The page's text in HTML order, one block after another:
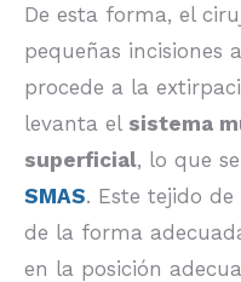
De esta forma, el
pequeñas incisiones
procede a la
levanta el sistema
superficial, lo que
SMAS. Este tejido
de la forma
en la posición